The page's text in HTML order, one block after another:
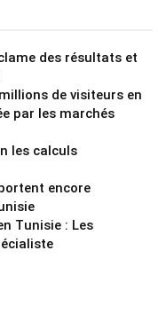
des résultats et
de visiteurs en
par les marchés
les calculs
encore
Tunisie : Les